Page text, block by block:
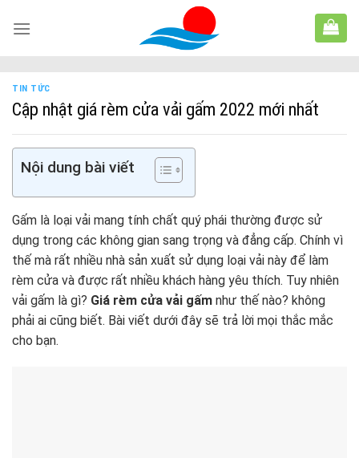
TIN TỨC
Cập nhật giá rèm cửa vải gấm 2022 mới nhất
Nội dung bài viết
Gấm là loại vải mang tính chất quý phái thường được sử
dụng trong các không gian sang trọng và đẳng cấp. Chính vì
thế mà rất nhiều nhà sản xuất sử dụng loại vải này để làm
rèm cửa và được rất nhiều khách hàng yêu thích. Tuy nhiên
vải gấm là gì? Giá rèm cửa vải gấm như thế nào? không
phải ai cũng biết. Bài viết dưới đây sẽ trả lời mọi thắc mắc
cho bạn.